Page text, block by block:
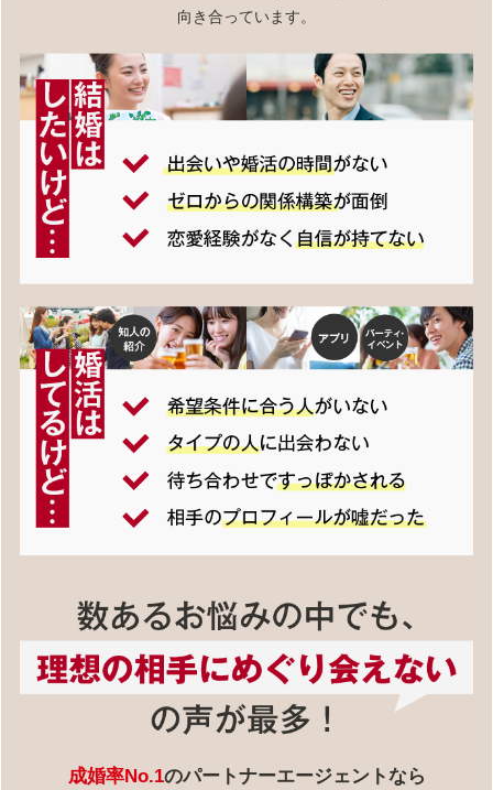
向き合っています。
成婚率No.1のパートナーエージェントなら